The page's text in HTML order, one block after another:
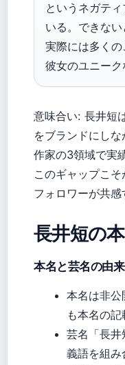
というネガテ
いる。できない
実際には多くの
彼女のユニーク
意味合い: 長井短
をブランドにし
作家の3領域で実
このギャップこそ
フォロワーが共感
長井短の
本名と芸名の由来
本名は非公
も本名の記
芸名「長井
義語を組み